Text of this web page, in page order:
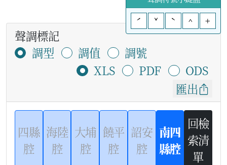
ˊ
ˇ ˋ ^ +
聲調標記
調型
調值
調號
XLS
PDF
ODS
匯出
四縣
腔
海陸
腔
大埔
腔
饒平
腔
詔安
腔
南四
縣腔
回檢
索清
單